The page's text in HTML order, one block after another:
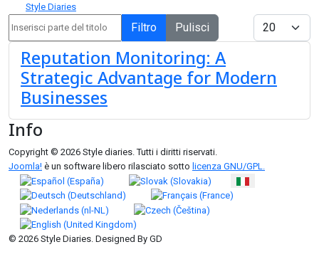
Style Diaries
Filtro Pulisci
Visualizza #
Reputation Monitoring: A
Strategic Advantage for Modern
Businesses
Info
Copyright © 2026 Style diaries. Tutti i diritti riservati.
Joomla! è un software libero rilasciato sotto licenza GNU/GPL.
Seleziona la tua lingua
© 2026 Style Diaries. Designed By GD